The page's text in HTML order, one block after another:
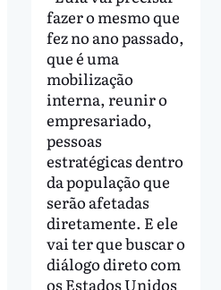
fazer o mesmo que
fez no ano passado,
que é uma
mobilização
interna, reunir o
empresariado,
pessoas
estratégicas dentro
da população que
serão afetadas
diretamente. E ele
vai ter que buscar o
diálogo direto com
os Estados Unidos